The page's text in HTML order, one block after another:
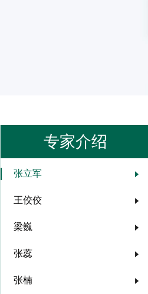
专家介绍
张立军
王佼佼
梁巍
张蕊
张楠